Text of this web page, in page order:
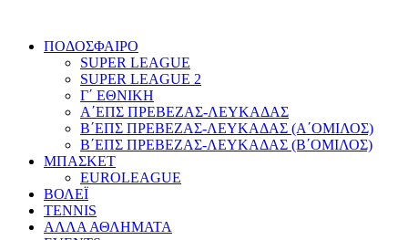
ΠΟΔΟΣΦΑΙΡΟ
SUPER LEAGUE
SUPER LEAGUE 2
Γ΄ ΕΘΝΙΚΗ
Α΄ΕΠΣ ΠΡΕΒΕΖΑΣ-ΛΕΥΚΑΔΑΣ
Β΄ΕΠΣ ΠΡΕΒΕΖΑΣ-ΛΕΥΚΑΔΑΣ (Α΄ΟΜΙΛΟΣ)
Β΄ΕΠΣ ΠΡΕΒΕΖΑΣ-ΛΕΥΚΑΔΑΣ (Β΄ΟΜΙΛΟΣ)
ΜΠΑΣΚΕΤ
EUROLEAGUE
ΒΟΛΕΪ
TENNIS
ΑΛΛΑ ΑΘΛΗΜΑΤΑ